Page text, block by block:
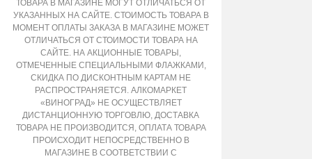
ТОВАРА В МАГАЗИНЕ МОГУТ ОТЛИЧАТЬСЯ ОТ
УКАЗАННЫХ НА САЙТЕ. СТОИМОСТЬ ТОВАРА В
МОМЕНТ ОПЛАТЫ ЗАКАЗА В МАГАЗИНЕ МОЖЕТ
ОТЛИЧАТЬСЯ ОТ СТОИМОСТИ ТОВАРА НА
САЙТЕ. НА АКЦИОННЫЕ ТОВАРЫ,
ОТМЕЧЕННЫЕ СПЕЦИАЛЬНЫМИ ФЛАЖКАМИ,
СКИДКА ПО ДИСКОНТНЫМ КАРТАМ НЕ
РАСПРОСТРАНЯЕТСЯ. АЛКОМАРКЕТ
«ВИНОГРАД» НЕ ОСУЩЕСТВЛЯЕТ
ДИСТАНЦИОННУЮ ТОРГОВЛЮ, ДОСТАВКА
ТОВАРА НЕ ПРОИЗВОДИТСЯ, ОПЛАТА ТОВАРА
ПРОИСХОДИТ НЕПОСРЕДСТВЕННО В
МАГАЗИНЕ В СООТВЕТСТВИИ С